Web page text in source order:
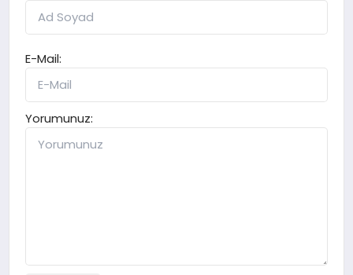
E-Mail:
Yorumunuz: